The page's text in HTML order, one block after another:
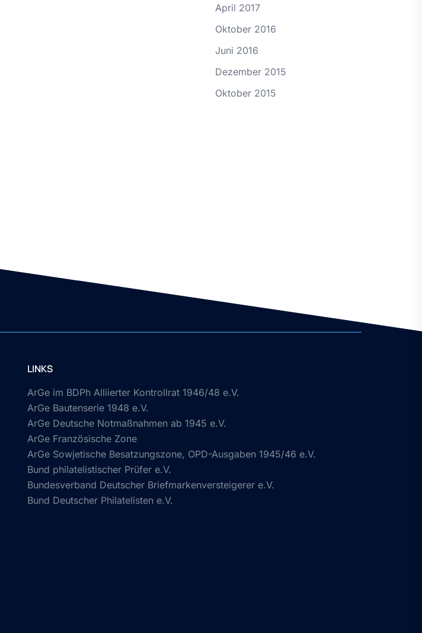
April 2017
Oktober 2016
Juni 2016
Dezember 2015
Oktober 2015
LINKS
ArGe im BDPh Alliierter Kontrollrat 1946/48 e.V.
ArGe Bautenserie 1948 e.V.
ArGe Deutsche Notmaßnahmen ab 1945 e.V.
ArGe Französische Zone
ArGe Sowjetische Besatzungszone, OPD-Ausgaben 1945/46 e.V.
Bund philatelistischer Prüfer e.V.
Bundesverband Deutscher Briefmarkenversteigerer e.V.
Bund Deutscher Philatelisten e.V.